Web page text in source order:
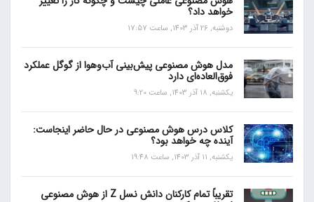
خواهد داد؟
دوشنبه, 26 آذر 1403, ساعت 17:57
مدل هوش مصنوعی پیش‌بینی آب‌و‌هوا از گوگل عملکرد
فوق‌العاده‌ای دارد
یکشنبه, 18 آذر 1403, ساعت 9:20
کلاس درس هوش مصنوعی در حال حاضر اینجاست:
آینده چه خواهد بود؟
یکشنبه, 11 آذر 1403, ساعت 19:48
تقریباً تمام کارکنان دانش نسل Z از هوش مصنوعی